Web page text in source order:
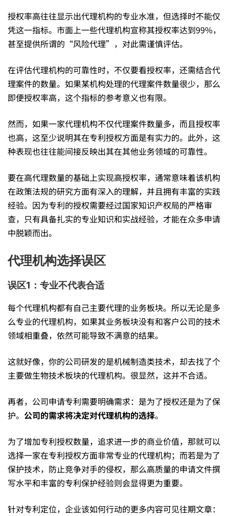
授权率高往往显示出代理机构的专业水准，但选择时不能仅
凭这一指标。市面上一些代理机构宣称其授权率达到99%，
甚至提供所谓的“风险代理”，对此需谨慎评估。
在评估代理机构的可靠性时，不仅要看授权率，还需结合代
理案件的数量。如果某机构处理的代理案件数量很少，那么
即便授权率高，这个指标的参考意义也有限。
然而，如果一家代理机构不仅代理案件数量多，而且授权率
也高，这至少说明其在专利授权方面是有实力的。此外，这
种表现也往往能间接反映出其在其他业务领域的可靠性。
要在高代理数量的基础上实现高授权率，通常意味着该机构
在政策法规的研究方面有深入的理解，并且拥有丰富的实践
经验。因为专利的授权需要经过国家知识产权局的严格审
查，只有具备扎实的专业知识和实战经验，才能在众多申请
中脱颖而出。
代理机构选择误区
误区1：专业不代表合适
每个代理机构都有自己主要代理的业务板块。所以无论是多
么专业的代理机构，如果其业务板块没有和客户公司的技术
领域相重叠，依然可能导致不满意的结果。
这就好像，你的公司研发的是机械制造类技术，却去找了个
主要做生物技术板块的代理机构。很显然，这并不合适。
再者，公司申请专利需要明确需求：是为了授权还是为了保
护。 公司的需求将决定对代理机构的选择。
为了增加专利授权数量，追求进一步的商业价值，那就可以
选择一家在专利授权方面非常专业的代理机构；而若是为了
保护技术，防止竞争对手的侵权，那么高质量的申请文件撰
写水平和丰富的专利保护经验则会显得更为重要。
针对专利定位，企业该如何行动的更多内容可见往期文章：